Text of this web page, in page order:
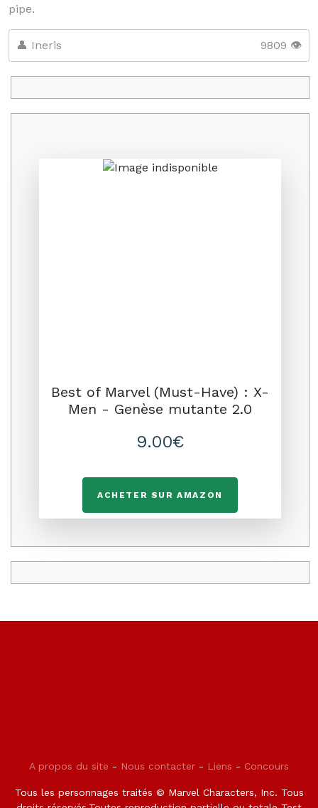
pipe.
👤 Ineris 9809 👁️
Best of Marvel (Must-Have) : X-
Men - Genèse mutante 2.0
9.00€
ACHETER SUR AMAZON
A propos du site - Nous contacter - Liens - Concours
Tous les personnages traités © Marvel Characters, Inc. Tous